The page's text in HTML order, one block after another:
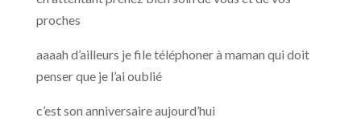
proches
aaaah d’ailleurs je file téléphoner à maman qui doit
penser que je l’ai oublié
c’est son anniversaire aujourd’hui